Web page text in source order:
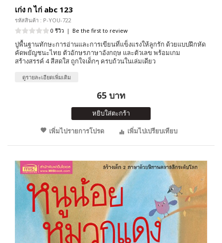
เก่ง ก ไก่ abc 123
รหัสสินค้า : P-YOU-722
0 รีวิว | Be the first to review
ปูพื้นฐานทักษะการอ่านและการเขียนที่แข็งแรงให้ลูกรัก ด้วยแบบฝึกหัด
คัดพยัญชนะไทย ตัวอักษรภาษาอังกฤษ และตัวเลข พร้อมเกม
สร้างสรรค์ 4 สีสดใส ถูกใจเด็กๆ ครบถ้วนในเล่มเดียว
ดูรายละเอียดเพิ่มเติม
65 บาท
หยิบใส่ตะกร้า
เพิ่มไปรายการโปรด
เพิ่มไปเปรียบเทียบ